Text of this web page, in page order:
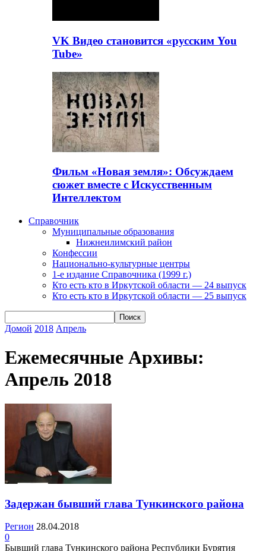
VK Видео становится «русским You
Tube»
Фильм «Новая земля»: Обсуждаем
сюжет вместе с Искусственным
Интеллектом
Справочник
Муниципальные образования
Нижнеилимский район
Конфессии
Национально-культурные центры
1-е издание Справочника (1999 г.)
Кто есть кто в Иркутской области — 24 выпуск
Кто есть кто в Иркутской области — 25 выпуск
Домой 2018 Апрель
Ежемесячные Архивы:
Апрель 2018
Задержан бывший глава Тункинского района
Регион 28.04.2018
0
Бывший глава Тункинского района Республики Бурятия